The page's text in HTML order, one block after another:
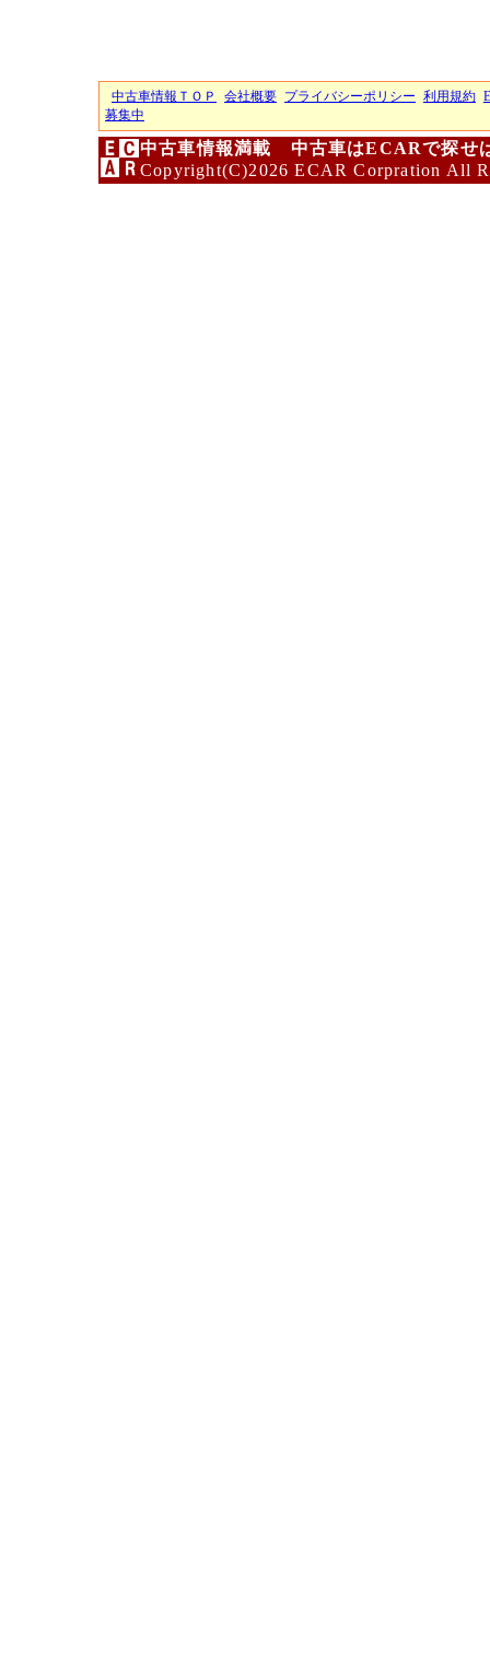
中古車情報ＴＯＰ 会社概要 プライバシーポリシー 利用規約
募集中
中古車情報満載 中古車はECARで探せ
Copyright(C)2026 ECAR Corpration All